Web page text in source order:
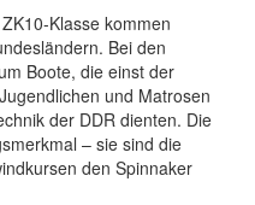
Klasse kommen
Bei den
Boote, die einst der
und Matrosen
der DDR dienten. Die
– sie sind die
den Spinnaker